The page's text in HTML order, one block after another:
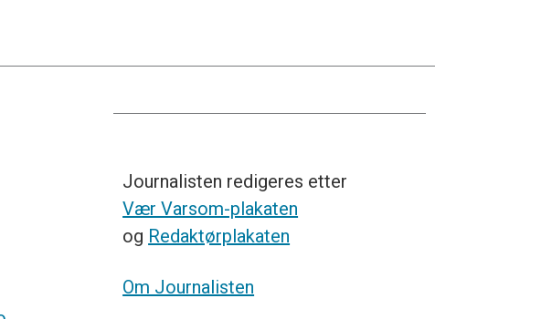
Journalisten redigeres etter
Vær Varsom-plakaten
og Redaktørplakaten
Om Journalisten